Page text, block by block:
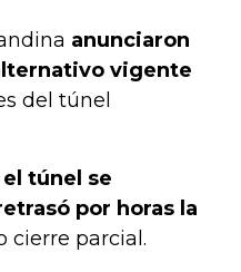
anunciaron
vigente
del túnel
túnel se
por horas la
cierre parcial.